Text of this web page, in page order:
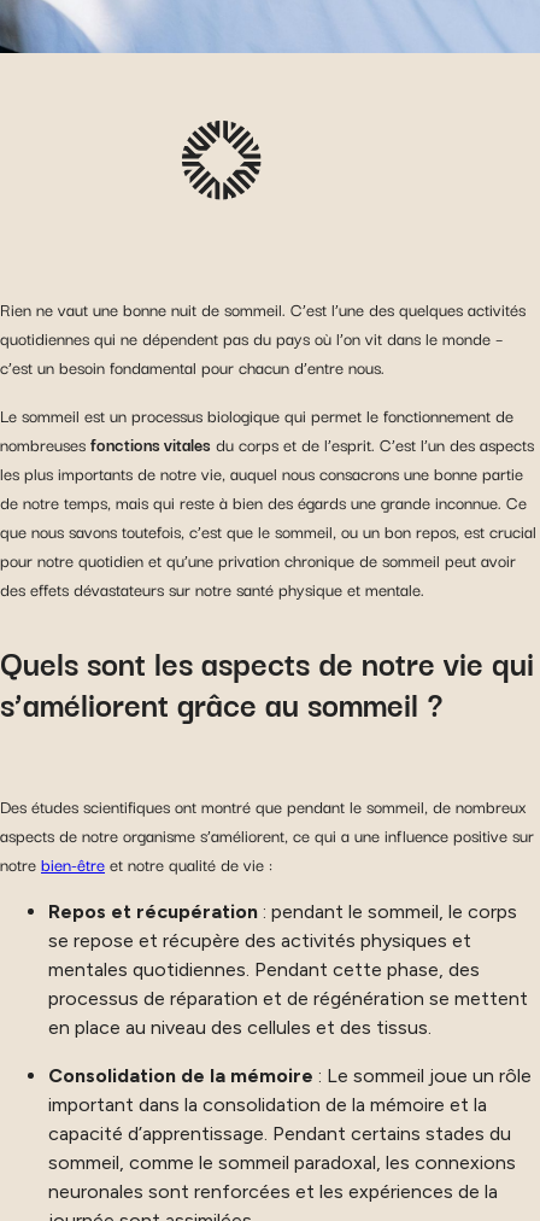
Rien ne vaut une bonne nuit de sommeil. C’est l’une des quelques activités
quotidiennes qui ne dépendent pas du pays où l’on vit dans le monde –
c’est un besoin fondamental pour chacun d’entre nous.
Le sommeil est un processus biologique qui permet le fonctionnement de
nombreusesfonctions vitales du corps et de l’esprit. C’est l’un des aspects
les plus importants de notre vie, auquel nous consacrons une bonne partie
de notre temps, mais qui reste à bien des égards une grande inconnue. Ce
que nous savons toutefois, c’est que le sommeil, ou un bon repos, est crucial
pour notre quotidien et qu’une privation chronique de sommeil peut avoir
des effets dévastateurs sur notre santé physique et mentale.
Quels sont les aspects de notre vie qui
s’améliorent grâce au sommeil ?
Des études scientifiques ont montré que pendant le sommeil, de nombreux
aspects de notre organisme s’améliorent, ce qui a une influence positive sur
notrebien-êtreet notre qualité de vie :
Repos et récupération : pendant le sommeil, le corps
se repose et récupère des activités physiques et
mentales quotidiennes. Pendant cette phase, des
processus de réparation et de régénération se mettent
en place au niveau des cellules et des tissus.
Consolidation de la mémoire : Le sommeil joue un rôle
important dans la consolidation de la mémoire et la
capacité d’apprentissage. Pendant certains stades du
sommeil, comme le sommeil paradoxal, les connexions
neuronales sont renforcées et les expériences de la